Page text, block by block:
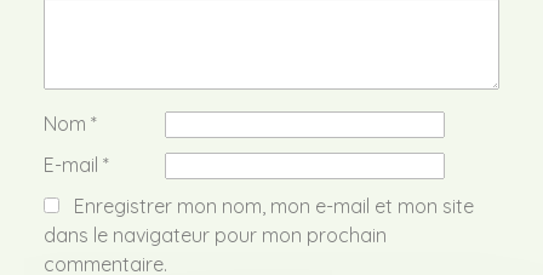
Nom *
E-mail *
Enregistrer mon nom, mon e-mail et mon site
dans le navigateur pour mon prochain
commentaire.